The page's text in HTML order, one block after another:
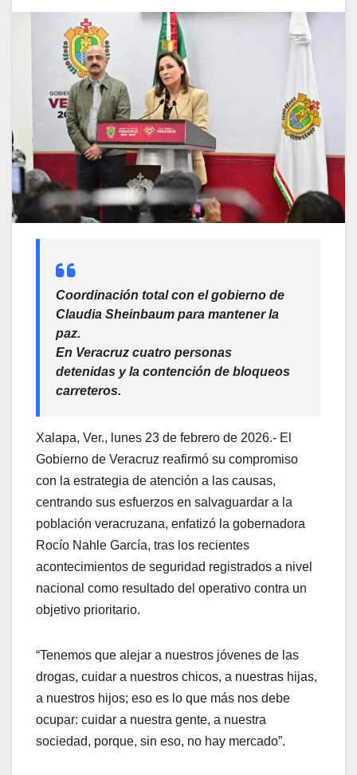
Coordinación total con el gobierno de
Claudia Sheinbaum para mantener la
paz.
En Veracruz cuatro personas
detenidas y la contención de bloqueos
carreteros.
Xalapa, Ver., lunes 23 de febrero de 2026.- El
Gobierno de Veracruz reafirmó su compromiso
con la estrategia de atención a las causas,
centrando sus esfuerzos en salvaguardar a la
población veracruzana, enfatizó la gobernadora
Rocío Nahle García, tras los recientes
acontecimientos de seguridad registrados a nivel
nacional como resultado del operativo contra un
objetivo prioritario.
“Tenemos que alejar a nuestros jóvenes de las
drogas, cuidar a nuestros chicos, a nuestras hijas,
a nuestros hijos; eso es lo que más nos debe
ocupar: cuidar a nuestra gente, a nuestra
sociedad, porque, sin eso, no hay mercado”.